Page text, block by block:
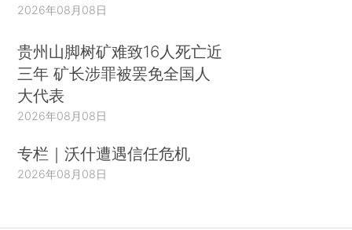
2026年08月08日
贵州山脚树矿难致16人死亡近
三年 矿长涉罪被罢免全国人
大代表
2026年08月08日
专栏｜沃什遭遇信任危机
2026年08月08日